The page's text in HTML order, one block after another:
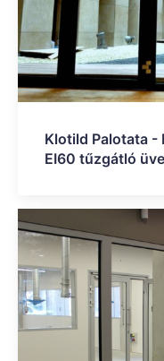
Klotild Palotata -
EI60 tűzgátló